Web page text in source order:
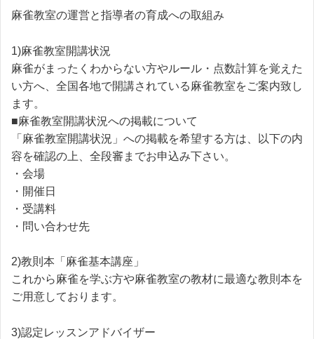
麻雀教室の運営と指導者の育成への取組み
1)麻雀教室開講状況
麻雀がまったくわからない方やルール・点数計算を覚えた
い方へ、全国各地で開講されている麻雀教室をご案内致し
ます。
■麻雀教室開講状況への掲載について
「麻雀教室開講状況」への掲載を希望する方は、以下の内
容を確認の上、全段審までお申込み下さい。
・会場
・開催日
・受講料
・問い合わせ先
2)教則本「麻雀基本講座」
これから麻雀を学ぶ方や麻雀教室の教材に最適な教則本を
ご用意しております。
3)認定レッスンアドバイザー